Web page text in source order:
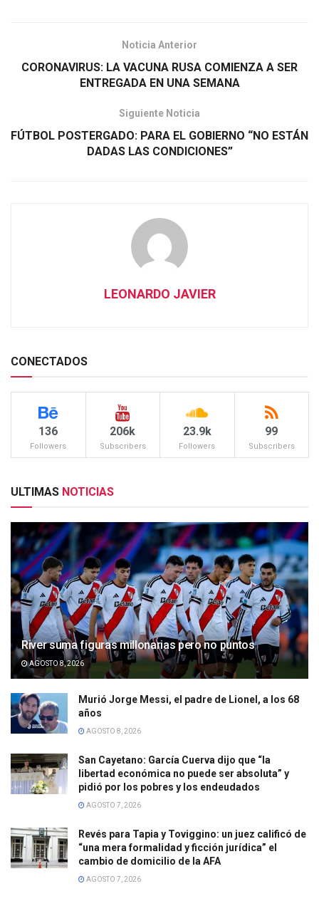
Noticia Anterior
CORONAVIRUS: LA VACUNA RUSA COMIENZA A SER
ENTREGADA EN UNA SEMANA
Siguiente Noticia
FÚTBOL POSTERGADO: PARA EL GOBIERNO “NO ESTÁN
DADAS LAS CONDICIONES”
LEONARDO JAVIER
CONECTADOS
136
Followers
206k
Subscribers
23.9k
Followers
99
Subscribers
ULTIMAS NOTICIAS
River suma figuras millonarias pero no puntos
AGOSTO 8, 2026
Murió Jorge Messi, el padre de Lionel, a los 68
años
AGOSTO 8, 2026
San Cayetano: García Cuerva dijo que “la
libertad económica no puede ser absoluta” y
pidió por los pobres y los endeudados
AGOSTO 7, 2026
Revés para Tapia y Toviggino: un juez calificó de
“una mera formalidad y ficción jurídica” el
cambio de domicilio de la AFA
AGOSTO 7, 2026